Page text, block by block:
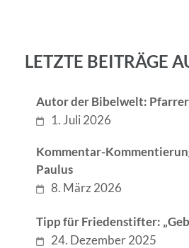
LETZTE BEITRÄGE
Autor der Bibelwelt:
1. Juli 2026
Kommentar-
Paulus
8. März 2026
Tipp für Friedenstifter:
24. Dezember 2025